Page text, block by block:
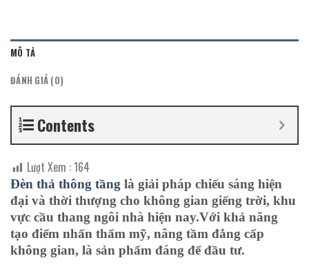
MÔ TẢ
ĐÁNH GIÁ (0)
Contents
Lượt Xem :164
Đèn thả thông tầng là giải pháp chiếu sáng hiện
đại và thời thượng cho không gian giếng trời, khu
vực cầu thang ngôi nhà hiện nay.Với khả năng
tạo điểm nhấn thẩm mỹ, nâng tầm đẳng cấp
không gian, là sản phẩm đáng để đầu tư.